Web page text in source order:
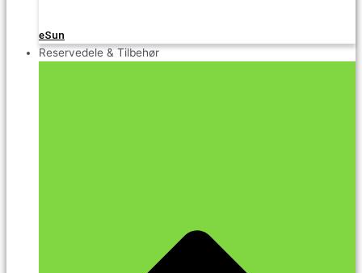
eSun
Reservedele & Tilbehør